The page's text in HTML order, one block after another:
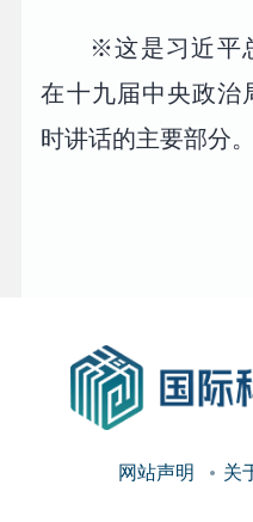
※这是习近平
在十九届中央政治
时讲话的主要部分。
网站声明 关